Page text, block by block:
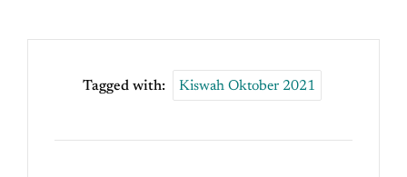
Tagged with: Kiswah Oktober 2021